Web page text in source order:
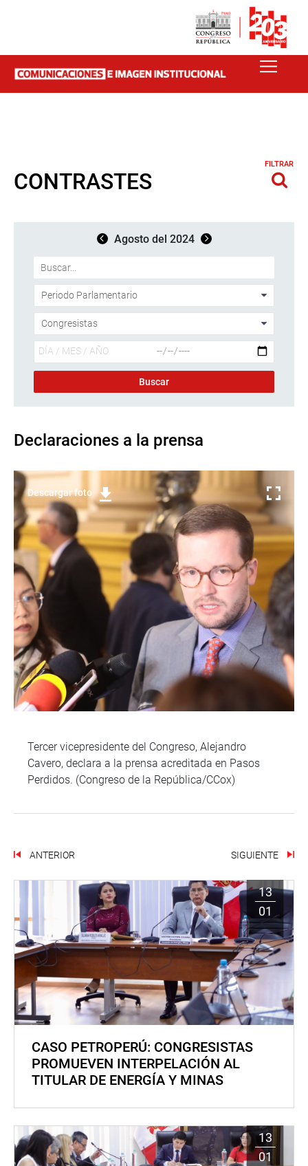
CONTRASTES
FILTRAR
Agosto del 2024
Declaraciones a la prensa
Descargar foto
Tercer vicepresidente del Congreso, Alejandro
Cavero, declara a la prensa acreditada en Pasos
Perdidos. (Congreso de la República/CCox)
ANTERIOR SIGUIENTE
13
01
CASO PETROPERÚ: CONGRESISTAS
PROMUEVEN INTERPELACIÓN AL
TITULAR DE ENERGÍA Y MINAS
13
01